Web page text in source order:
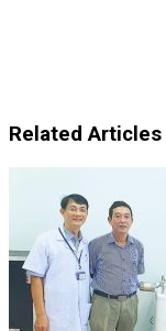
Related Articles